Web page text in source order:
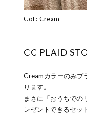
Col : Cream
CC PLAID
Creamカラーのみブ
ります。
まさに「おうちでの
レゼントできるセッ